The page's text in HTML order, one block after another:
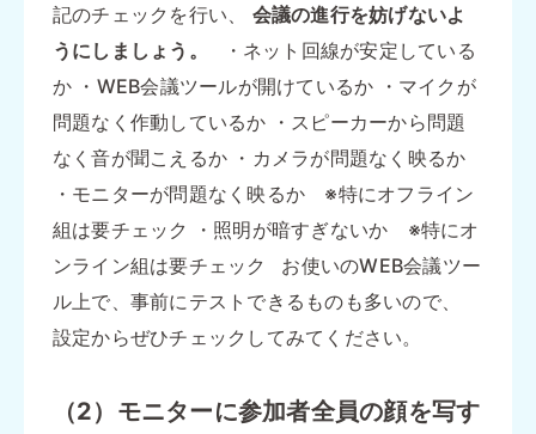
記のチェックを行い、 会議の進行を妨げないよ
うにしましょう。
・ネット回線が安定している
か ・WEB会議ツールが開けているか ・マイクが
問題なく作動しているか ・スピーカーから問題
なく音が聞こえるか ・カメラが問題なく映るか
・モニターが問題なく映るか ※特にオフライン
組は要チェック ・照明が暗すぎないか ※特にオ
ンライン組は要チェック お使いのWEB会議ツー
ル上で、事前にテストできるものも多いので、
設定からぜひチェックしてみてください。
（2）モニターに参加者全員の顔を写す